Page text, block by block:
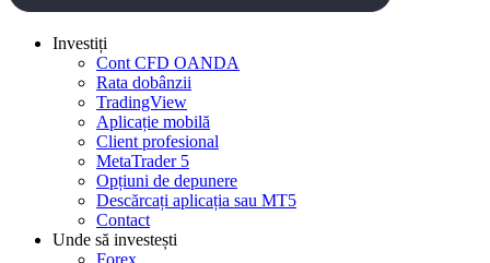
Investiți
Cont CFD OANDA
Rata dobânzii
TradingView
Aplicație mobilă
Client profesional
MetaTrader 5
Opțiuni de depunere
Descărcați aplicația sau MT5
Contact
Unde să investești